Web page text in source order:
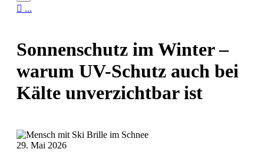
 ...
Sonnenschutz im Winter –
warum UV-Schutz auch bei
Kälte unverzichtbar ist
29. Mai 2026